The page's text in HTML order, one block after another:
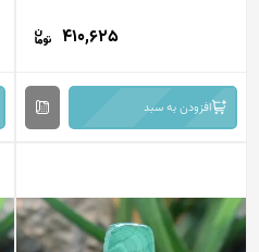
410,625
افزودن به سبد